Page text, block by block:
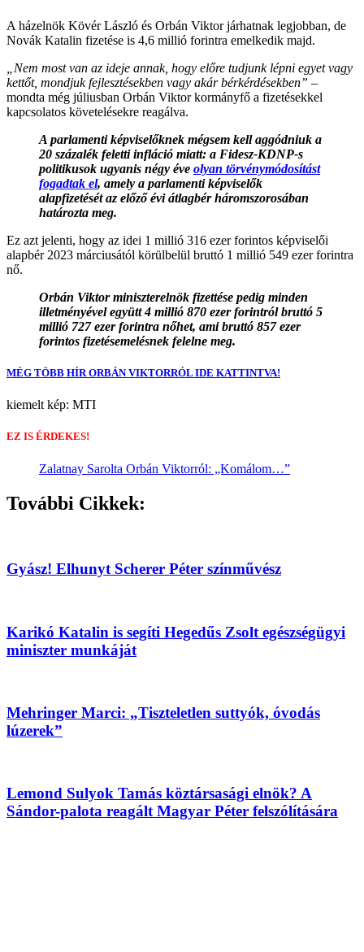
A házelnök Kövér László és Orbán Viktor járhatnak legjobban, de
Novák Katalin fizetése is 4,6 millió forintra emelkedik majd.
„Nem most van az ideje annak, hogy előre tudjunk lépni egyet vagy
kettőt, mondjuk fejlesztésekben vagy akár bérkérdésekben” –
mondta még júliusban Orbán Viktor kormányfő a fizetésekkel
kapcsolatos követelésekre reagálva.
A parlamenti képviselőknek mégsem kell aggódniuk a
20 százalék feletti infláció miatt: a Fidesz-KDNP-s
politikusok ugyanis négy éve olyan törvénymódosítást
fogadtak el, amely a parlamenti képviselők
alapfizetését az előző évi átlagbér háromszorosában
határozta meg.
Ez azt jelenti, hogy az idei 1 millió 316 ezer forintos képviselői
alapbér 2023 márciusától körülbelül bruttó 1 millió 549 ezer forintra
nő.
Orbán Viktor miniszterelnök fizettése pedig minden
illetményével együtt 4 millió 870 ezer forintról bruttó 5
millió 727 ezer forintra nőhet, ami bruttó 857 ezer
forintos fizetésemelésnek felelne meg.
MÉG TÖBB HÍR ORBÁN VIKTORRÓL IDE KATTINTVA!
kiemelt kép: MTI
EZ IS ÉRDEKES!
Zalatnay Sarolta Orbán Viktorról: „Komálom…”
További Cikkek:
Gyász! Elhunyt Scherer Péter színművész
Karikó Katalin is segíti Hegedűs Zsolt egészségügyi
miniszter munkáját
Mehringer Marci: „Tiszteletlen suttyók, óvodás
lúzerek”
Lemond Sulyok Tamás köztársasági elnök? A
Sándor-palota reagált Magyar Péter felszólítására